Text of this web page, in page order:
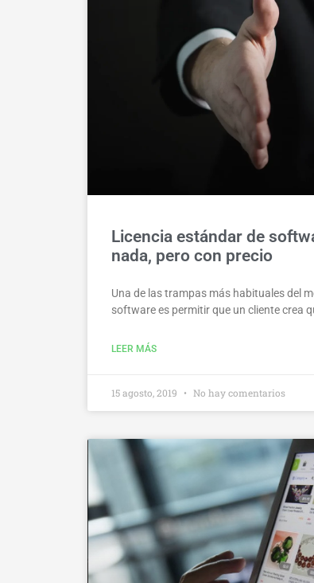
Licencia estándar de
nada, pero con precio
Una de las trampas más habituales del
software es permitir que un cliente crea
LEER MÁS
15 agosto, 2019 No hay comentarios